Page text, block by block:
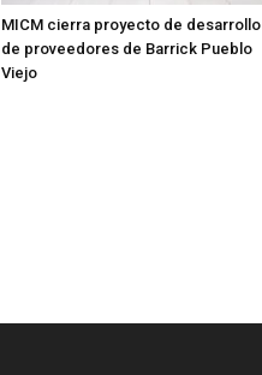
MICM cierra proyecto de desarrollo
de proveedores de Barrick Pueblo
Viejo